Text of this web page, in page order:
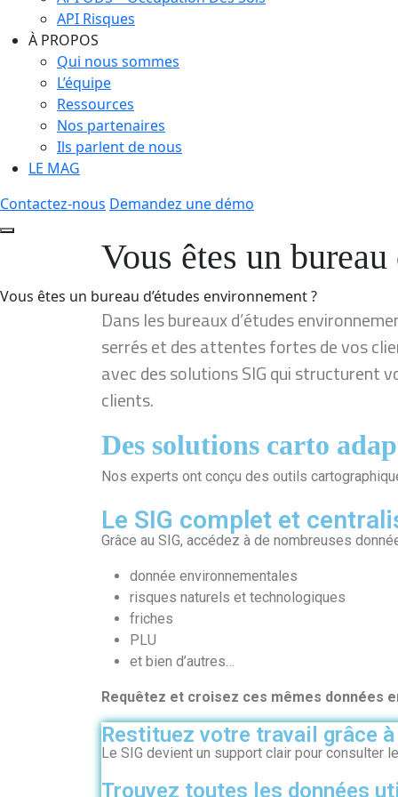
API Risques
À PROPOS
Qui nous sommes
L’équipe
Ressources
Nos partenaires
Ils parlent de nous
LE MAG
Contactez-nous Demandez une démo
Vous êtes un
Vous êtes un bureau d’études environnement ?
Dans les bureaux d’études
serrés et des attentes fortes de vos
avec des solutions SIG qui structurent
clients.
Des solutions carto
Nos experts ont conçu des outils
Le SIG complet et
Grâce au SIG, accédez à de nombreuses
donnée environnementales
risques naturels et technologiques
friches
PLU
et bien d’autres…
Requêtez et croisez ces mêmes données
Restituez votre travail grâce
Le SIG devient un support clair pour consulter
Trouvez toutes les données